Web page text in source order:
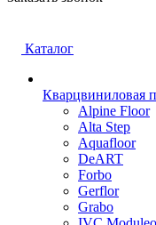
Каталог
Кварцвиниловая
Alpine Floor
Alta Step
Aquafloor
DeART
Forbo
Gerflor
Grabo